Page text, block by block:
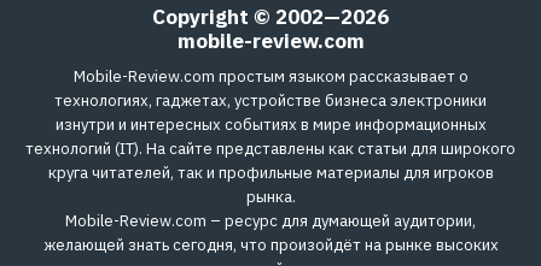
Copyright © 2002—2026
mobile-review.com
Mobile-Review.com простым языком рассказывает о
технологиях, гаджетах, устройстве бизнеса электроники
изнутри и интересных событиях в мире информационных
технологий (IT). На сайте представлены как статьи для широкого
круга читателей, так и профильные материалы для игроков
рынка.
Mobile-Review.com – ресурс для думающей аудитории,
желающей знать сегодня, что произойдёт на рынке высоких